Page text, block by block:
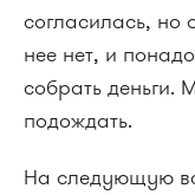
согласилась, но
нее нет, и
собрать деньги.
подождать.
На следующую